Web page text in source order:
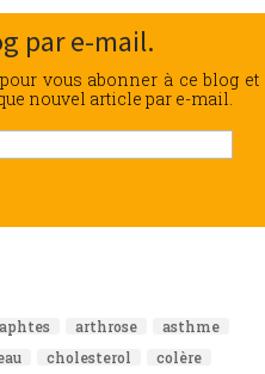
par e-mail.
vous abonner à ce blog et
nouvel article par e-mail.
aphtes arthrose
asthme
cholesterol
colère